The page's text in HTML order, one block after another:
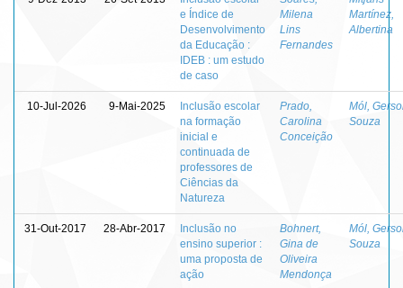
e Índice de
Desenvolvimento
da Educação :
IDEB : um estudo
de caso
Milena
Lins
Fernandes
Martínez,
Albertina
10-Jul-2026 9-Mai-2025
Inclusão escolar
na formação
inicial e
continuada de
professores de
Ciências da
Natureza
Prado,
Carolina
Conceição
Mól,
Souza
31-Out-2017 28-Abr-2017
Inclusão no
ensino superior :
uma proposta de
ação
Bohnert,
Gina de
Oliveira
Mendonça
Mól,
Souza